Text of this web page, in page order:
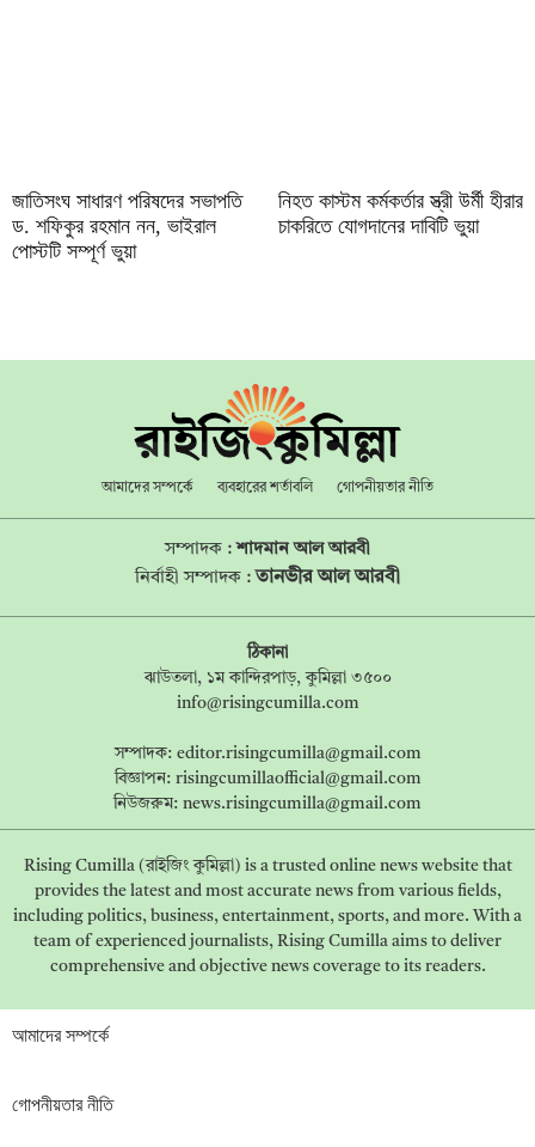
জাতিসংঘ সাধারণ পরিষদের সভাপতি
ড. শফিকুর রহমান নন, ভাইরাল
পোস্টটি সম্পূর্ণ ভুয়া
নিহত কাস্টম কর্মকর্তার স্ত্রী উর্মী হীরার
চাকরিতে যোগদানের দাবিটি ভুয়া
আমাদের সম্পর্কে ব্যবহারের শর্তাবলি গোপনীয়তার নীতি
সম্পাদক :শাদমান আল আরবী
নির্বাহী সম্পাদক : তানভীর আল আরবী
ঠিকানা
ঝাউতলা, ১ম কান্দিরপাড়, কুমিল্লা ৩৫০০
info@risingcumilla.com
সম্পাদক: editor.risingcumilla@gmail.com
বিজ্ঞাপন: risingcumillaofficial@gmail.com
নিউজরুম: news.risingcumilla@gmail.com
Rising Cumilla (রাইজিং কুমিল্লা) is a trusted online news website that
provides the latest and most accurate news from various fields,
including politics, business, entertainment, sports, and more. With a
team of experienced journalists, Rising Cumilla aims to deliver
comprehensive and objective news coverage to its readers.
আমাদের সম্পর্কে
গোপনীয়তার নীতি